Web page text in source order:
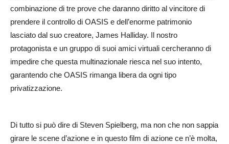
combinazione di tre prove che daranno diritto al vincitore di
prendere il controllo di OASIS e dell’enorme patrimonio
lasciato dal suo creatore, James Halliday. Il nostro
protagonista e un gruppo di suoi amici virtuali cercheranno di
impedire che questa multinazionale riesca nel suo intento,
garantendo che OASIS rimanga libera da ogni tipo
privatizzazione.
Di tutto si può dire di Steven Spielberg, ma non che non sappia
girare le scene d’azione e in questo film di azione ce n’è molta,